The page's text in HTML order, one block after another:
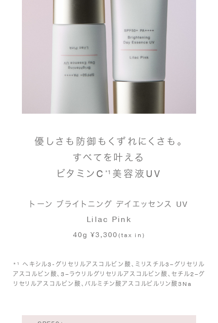
優しさも防御もくずれにくさも。
すべてを叶える
ビタミンC *¹美容液UV
トーン ブライトニング デイエッセンス UV
Lilac Pink
40g ¥3,300 (tax in)
*¹ ヘキシル3-グリセリルアスコルビン酸、ミリスチル3–グリセリル
アスコルビン酸、3–ラウリルグリセリルアスコルビン酸、セチル2–グ
リセリルアスコルビン酸、 パルミチン酸アスコルビルリン酸3Na